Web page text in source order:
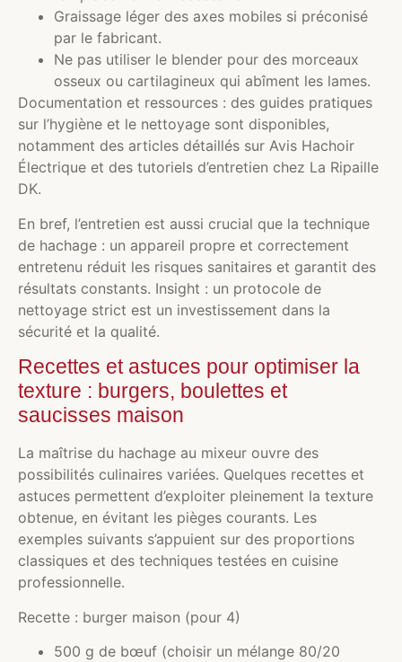
Graissage léger des axes mobiles si préconisé
par le fabricant.
Ne pas utiliser le blender pour des morceaux
osseux ou cartilagineux qui abîment les lames.
Documentation et ressources : des guides pratiques
sur l’hygiène et le nettoyage sont disponibles,
notamment des articles détaillés sur Avis Hachoir
Électrique et des tutoriels d’entretien chez La Ripaille
DK.
En bref, l’entretien est aussi crucial que la technique
de hachage : un appareil propre et correctement
entretenu réduit les risques sanitaires et garantit des
résultats constants. Insight : un protocole de
nettoyage strict est un investissement dans la
sécurité et la qualité.
Recettes et astuces pour optimiser la
texture : burgers, boulettes et
saucisses maison
La maîtrise du hachage au mixeur ouvre des
possibilités culinaires variées. Quelques recettes et
astuces permettent d’exploiter pleinement la texture
obtenue, en évitant les pièges courants. Les
exemples suivants s’appuient sur des proportions
classiques et des techniques testées en cuisine
professionnelle.
Recette : burger maison (pour 4)
500 g de bœuf (choisir un mélange 80/20